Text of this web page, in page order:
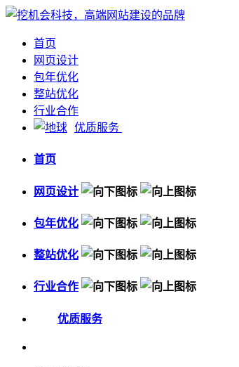
首页
网页设计
包年优化
整站优化
行业合作
优质服务
首页
网页设计
包年优化
整站优化
行业合作
优质服务